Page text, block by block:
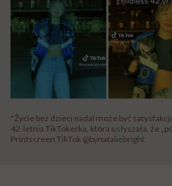
"Życie bez dzieci nadal może być
42-letnia TikTokerka, która usłyszała, że
Printscreen TikTok @bynataliebright